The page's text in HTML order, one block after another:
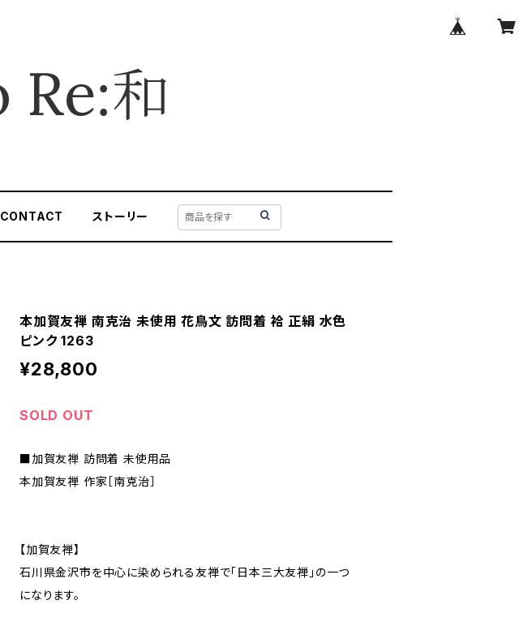
CONTACT ストーリー
本加賀友禅 南克治 未使用 花鳥文 訪問着 袷 正絹 水色
ピンク 1263
¥28,800
SOLD OUT
■加賀友禅 訪問着 未使用品
本加賀友禅 作家［南克治］
【加賀友禅】
石川県金沢市を中心に染められる友禅で「日本三大友禅」の一つ
になります。